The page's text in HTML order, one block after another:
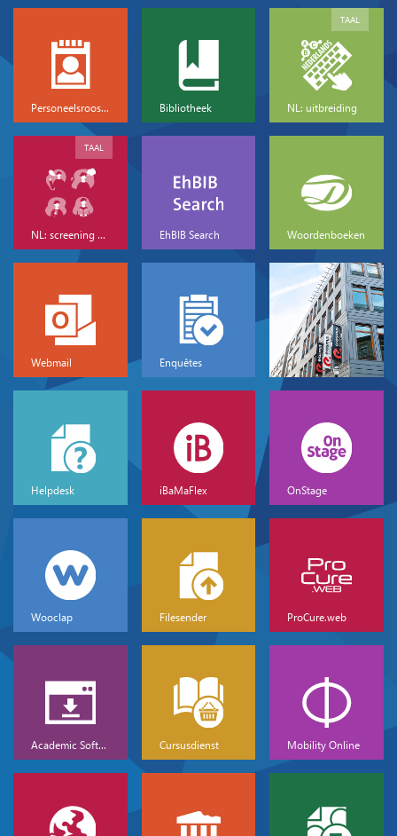
Personeelsrooster Bibliotheek NL: uitbreiding
TAAL
NL: screening & basis
TAAL
EhBIB Search Woordenboeken
Webmail Enquêtes
Helpdesk iBaMaFlex OnStage
Wooclap Filesender ProCure.web
Academic Software Cursusdienst Mobility Online